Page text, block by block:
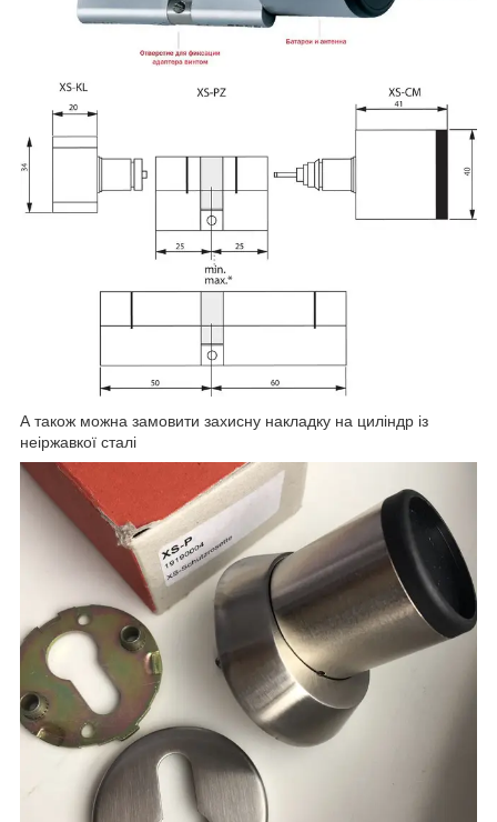
А також можна замовити захисну накладку на циліндр із
неіржавкої сталі